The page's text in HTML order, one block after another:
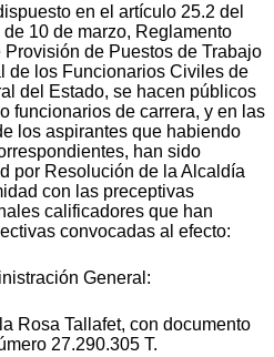
en el artículo 25.2 del
10 de marzo, Reglamento
de Puestos de Trabajo
de los Funcionarios Civiles de
del Estado, se hacen públicos
funcionarios de carrera, y en las
los aspirantes que habiendo
han sido
por Resolución de la Alcaldía
con las preceptivas
calificadores que han
convocadas al efecto:
General:
Rosa Tallafet, con documento
27.290.305 T.